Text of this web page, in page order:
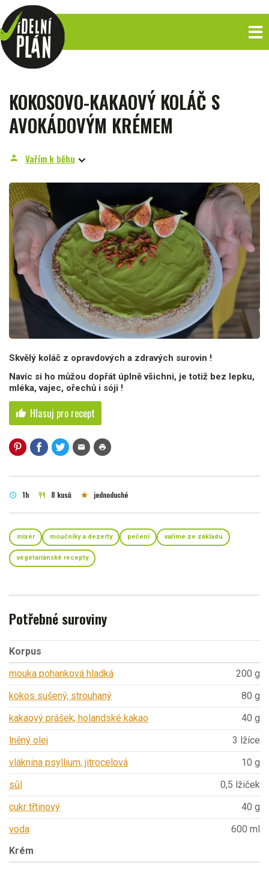
KOKOSOVO-KAKAOVÝ KOLÁČ S
AVOKÁDOVÝM KRÉMEM
person Vařím k běhu
Skvělý koláč z opravdových a zdravých surovin !
Navíc si ho můžou dopřát úplně všichni, je totiž bez lepku,
mléka, vajec, ořechů i sóji !
thumb_up Hlasuj pro recept
mail print
schedule 1h restaurant 8 kusů star jednoduché
mixér moučníky a dezerty pečení vaříme ze základu
vegetariánské recepty
Potřebné suroviny
Korpus
mouka pohanková hladká
200 g
kokos sušený, strouhaný
80 g
kakaový prášek, holandské kakao
40 g
lněný olej
3 lžíce
vláknina psyllium, jitrocelová
10 g
sůl
0,5 lžiček
cukr třtinový
40 g
voda
600 ml
Krém